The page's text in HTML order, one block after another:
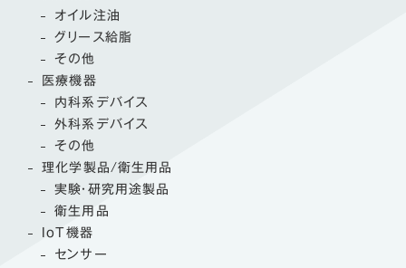
オイル注油
グリース給脂
その他
医療機器
内科系デバイス
外科系デバイス
その他
理化学製品/衛生用品
実験・研究用途製品
衛生用品
IoT機器
センサー